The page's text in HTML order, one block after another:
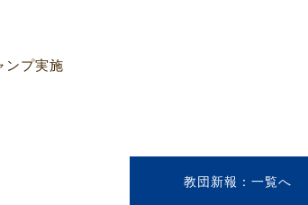
ンプ実施
教団新報